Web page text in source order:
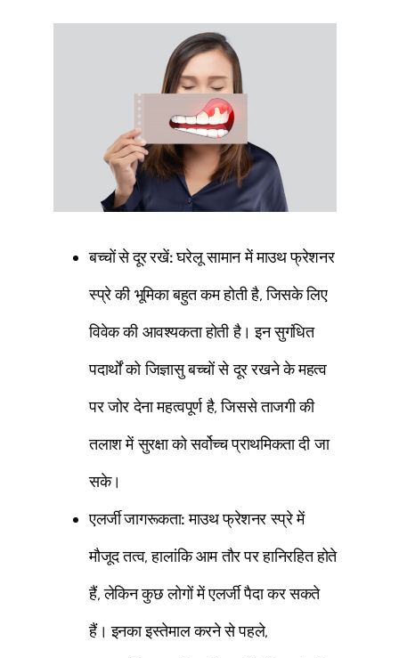
बच्चों से दूर रखें:घरेलू सामान में माउथ फ्रेशनर
स्प्रे की भूमिका बहुत कम होती है, जिसके लिए
विवेक की आवश्यकता होती है। इन सुगंधित
पदार्थों को जिज्ञासु बच्चों से दूर रखने के महत्व
पर जोर देना महत्वपूर्ण है, जिससे ताजगी की
तलाश में सुरक्षा को सर्वोच्च प्राथमिकता दी जा
सके।
एलर्जी जागरूकता:माउथ फ्रेशनर स्प्रे में
मौजूद तत्व, हालांकि आम तौर पर हानिरहित होते
हैं, लेकिन कुछ लोगों में एलर्जी पैदा कर सकते
हैं। इनका इस्तेमाल करने से पहले,